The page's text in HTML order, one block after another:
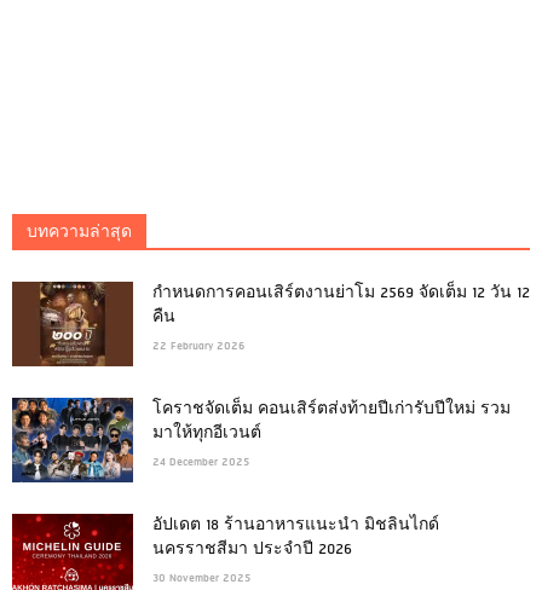
บทความล่าสุด
กำหนดการคอนเสิร์ตงานย่าโม 2569 จัดเต็ม 12 วัน 12
คืน
22 February 2026
โคราชจัดเต็ม คอนเสิร์ตส่งท้ายปีเก่ารับปีใหม่ รวม
มาให้ทุกอีเวนต์
24 December 2025
อัปเดต 18 ร้านอาหารแนะนำ มิชลินไกด์
นครราชสีมา ประจำปี 2026
30 November 2025